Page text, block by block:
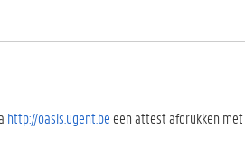
http://oasis.ugent.be een attest afdrukken